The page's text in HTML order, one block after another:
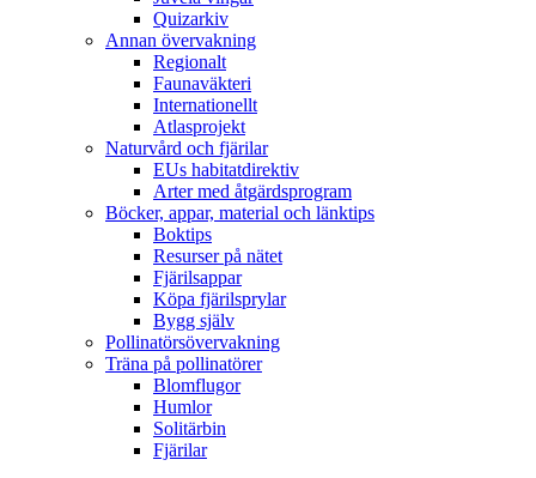
Quizarkiv
Annan övervakning
Regionalt
Faunaväkteri
Internationellt
Atlasprojekt
Naturvård och fjärilar
EUs habitatdirektiv
Arter med åtgärdsprogram
Böcker, appar, material och länktips
Boktips
Resurser på nätet
Fjärilsappar
Köpa fjärilsprylar
Bygg själv
Pollinatörsövervakning
Träna på pollinatörer
Blomflugor
Humlor
Solitärbin
Fjärilar